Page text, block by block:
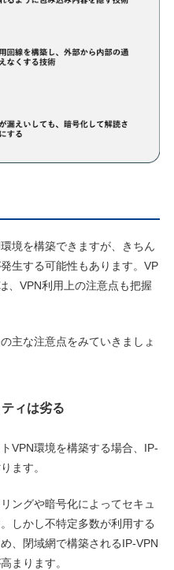
境を構築できますが、きちん
生する可能性もあります。VP
、VPN利用上の注意点も把握
主な注意点をみていきましょ
ィは劣る
VPN環境を構築する場合、IP-
ます。
ングや暗号化によってセキュ
しかし不特定多数が利用する
、閉域網で構築されるIP-VPN
まります。